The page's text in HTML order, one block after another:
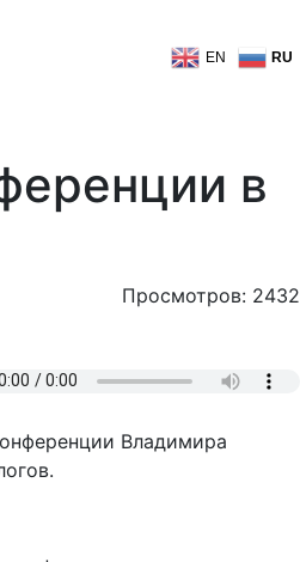
EN RU
в
Просмотров: 2432
Владимира